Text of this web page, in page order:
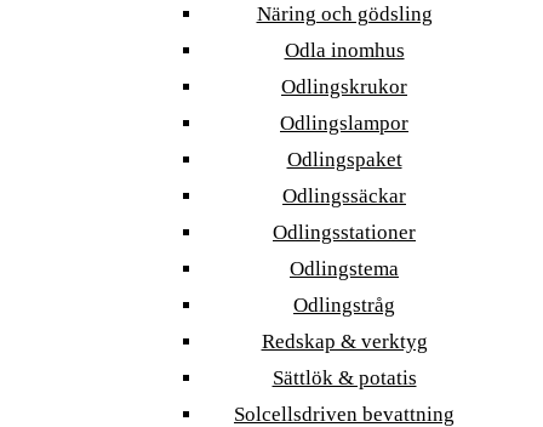
Näring och gödsling
Odla inomhus
Odlingskrukor
Odlingslampor
Odlingspaket
Odlingssäckar
Odlingsstationer
Odlingstema
Odlingstråg
Redskap & verktyg
Sättlök & potatis
Solcellsdriven bevattning